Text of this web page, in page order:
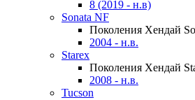
8 (2019 - н.в)
Sonata NF
Поколения Хендай
2004 - н.в.
Starex
Поколения Хендай
2008 - н.в.
Tucson